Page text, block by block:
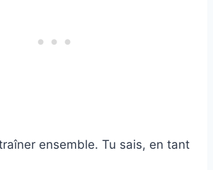
ensemble. Tu sais, en tant